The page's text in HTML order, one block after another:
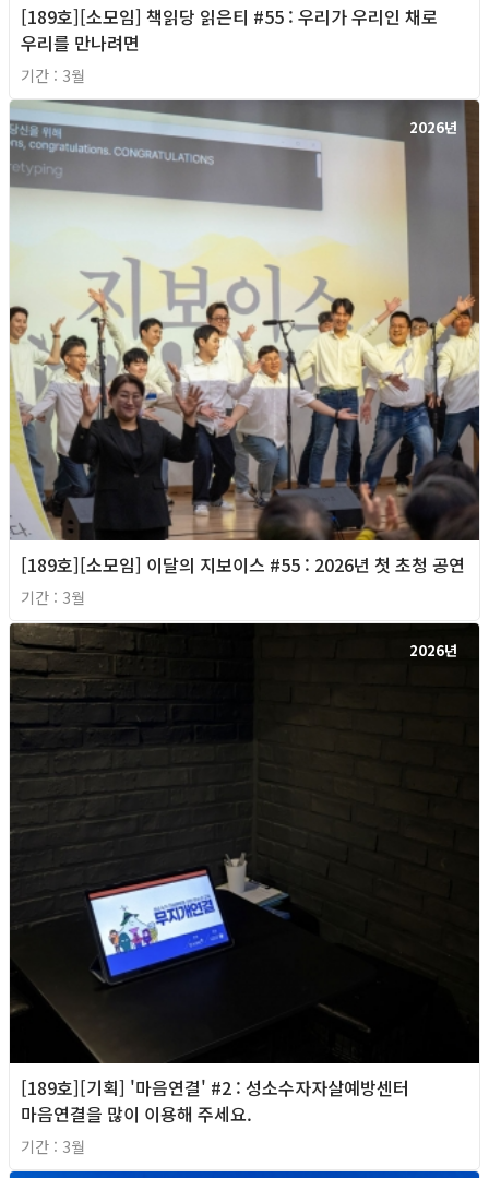
[189호][소모임] 책읽당 읽은티 #55 : 우리가 우리인 채로
우리를 만나려면
기간 : 3월
2026년
[189호][소모임] 이달의 지보이스 #55 : 2026년 첫 초청 공연
기간 : 3월
2026년
[189호][기획] '마음연결' #2 : 성소수자자살예방센터
마음연결을 많이 이용해 주세요.
기간 : 3월